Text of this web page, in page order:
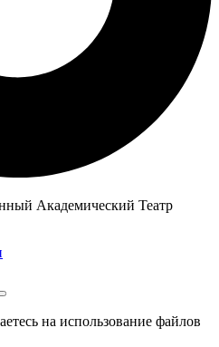
Академический Театр
на использование файлов